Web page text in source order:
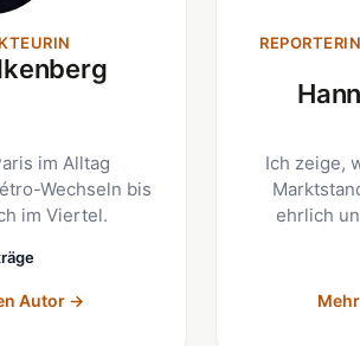
im Alltag
Wechseln bis
im Viertel.
Autor →
Ich zeige,
ehrlich